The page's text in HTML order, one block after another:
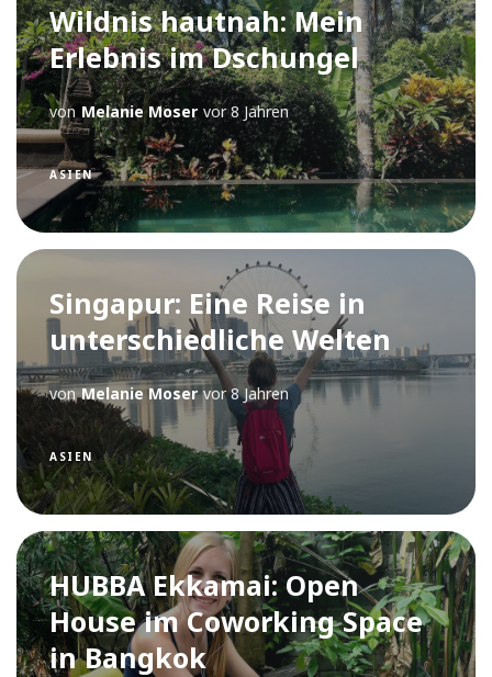
Wildnis hautnah: Mein
Erlebnis im Dschungel
von Melanie Moser vor 8 Jahren
ASIEN
Singapur: Eine Reise in
unterschiedliche Welten
von Melanie Moser vor 8 Jahren
ASIEN
HUBBA Ekkamai: Open
House im Coworking Space
in Bangkok